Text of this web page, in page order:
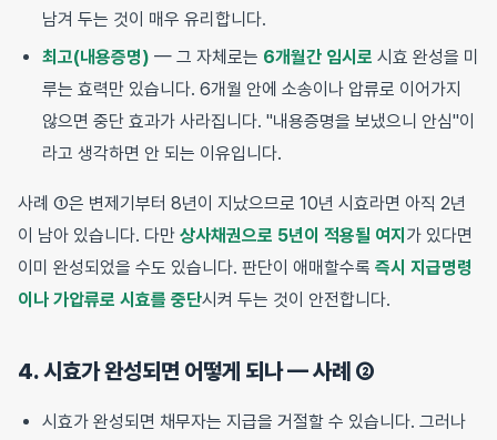
남겨 두는 것이 매우 유리합니다.
최고(내용증명) — 그 자체로는 6개월간 임시로 시효 완성을 미
루는 효력만 있습니다. 6개월 안에 소송이나 압류로 이어가지
않으면 중단 효과가 사라집니다. "내용증명을 보냈으니 안심"이
라고 생각하면 안 되는 이유입니다.
사례 ①은 변제기부터 8년이 지났으므로 10년 시효라면 아직 2년
이 남아 있습니다. 다만 상사채권으로 5년이 적용될 여지 가 있다면
이미 완성되었을 수도 있습니다. 판단이 애매할수록 즉시 지급명령
이나 가압류로 시효를 중단시켜 두는 것이 안전합니다.
4. 시효가 완성되면 어떻게 되나 — 사례 ②
시효가 완성되면 채무자는 지급을 거절할 수 있습니다. 그러나